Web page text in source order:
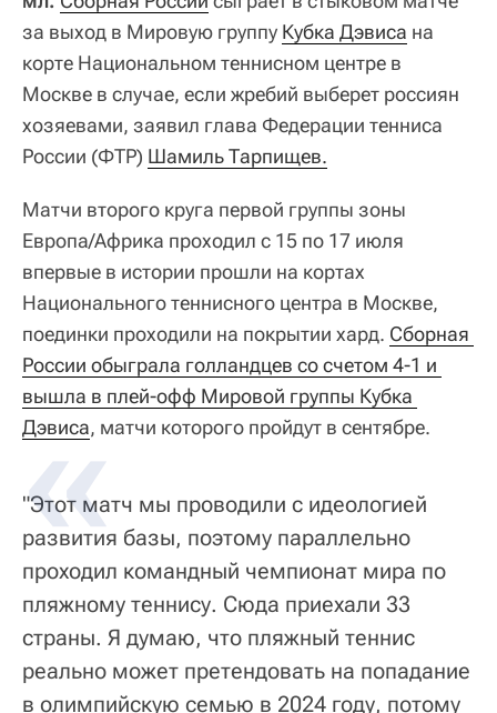
за выход в Мировую группу Кубка Дэвиса на
корте Национальном теннисном центре в
Москве в случае, если жребий выберет россиян
хозяевами, заявил глава Федерации тенниса
России (ФТР) Шамиль Тарпищев.
Матчи второго круга первой группы зоны
Европа/Африка проходил с 15 по 17 июля
впервые в истории прошли на кортах
Национального теннисного центра в Москве,
поединки проходили на покрытии хард. Сборная
России обыграла голландцев со счетом 4-1 и
вышла в плей-офф Мировой группы Кубка
Дэвиса, матчи которого пройдут в сентябре.
"Этот матч мы проводили с идеологией
развития базы, поэтому параллельно
проходил командный чемпионат мира по
пляжному теннису. Сюда приехали 33
страны. Я думаю, что пляжный теннис
реально может претендовать на попадание
в олимпийскую семью в 2024 году, потому